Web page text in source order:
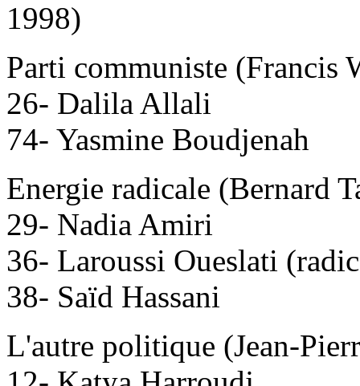
1998)
Parti communiste (Francis
26- Dalila Allali
74- Yasmine Boudjenah
Energie radicale (Bernard
29- Nadia Amiri
36- Laroussi Oueslati
38- Saïd Hassani
L'autre politique (Jean-